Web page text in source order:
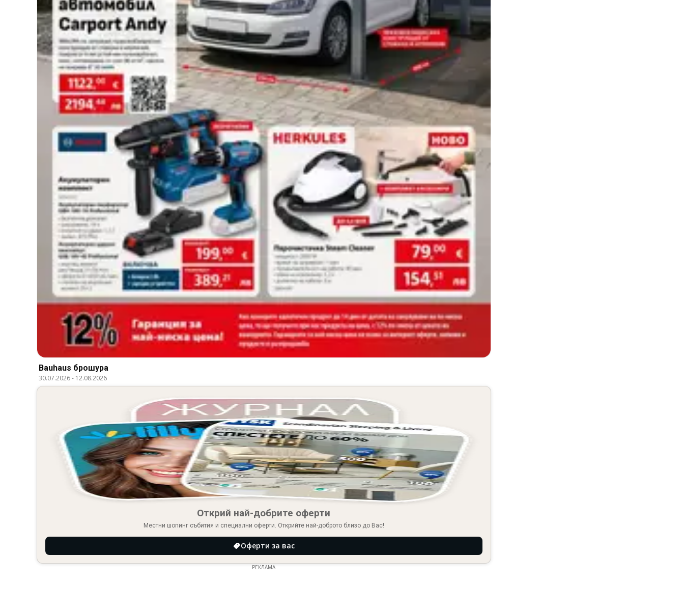
Bauhaus брошура
30.07.2026- 12.08.2026
Открий най-добрите оферти
Местни шопинг събития и специални оферти. Открийте най-доброто близо до Вас!
Оферти за вас
РЕКЛАМА